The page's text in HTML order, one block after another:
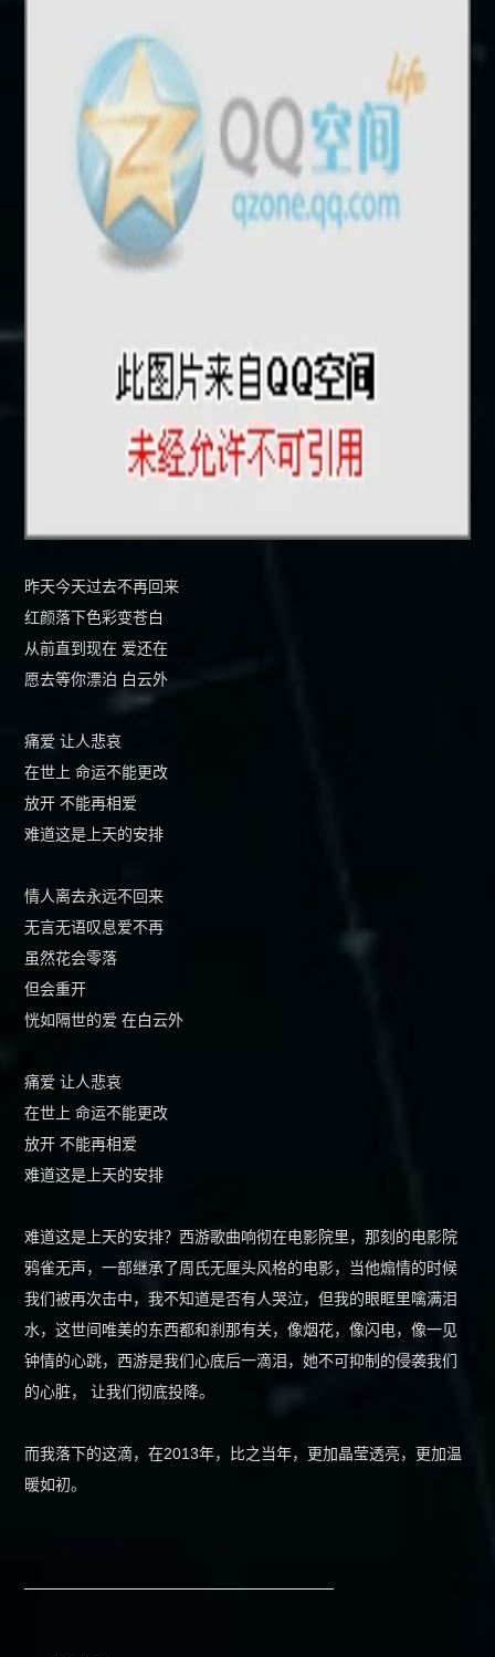
昨天今天过去不再回来
红颜落下色彩变苍白
从前直到现在 爱还在
愿去等你漂泊 白云外
痛爱 让人悲哀
在世上 命运不能更改
放开 不能再相爱
难道这是上天的安排
情人离去永远不回来
无言无语叹息爱不再
虽然花会零落
但会重开
恍如隔世的爱 在白云外
痛爱 让人悲哀
在世上 命运不能更改
放开 不能再相爱
难道这是上天的安排
难道这是上天的安排？西游歌曲响彻在电影院里，那刻的电影院
鸦雀无声，一部继承了周氏无厘头风格的电影，当他煽情的时候
我们被再次击中，我不知道是否有人哭泣，但我的眼眶里噙满泪
水，这世间唯美的东西都和刹那有关，像烟花，像闪电，像一见
钟情的心跳，西游是我们心底后一滴泪，她不可抑制的侵袭我们
的心脏， 让我们彻底投降。
而我落下的这滴，在2013年，比之当年，更加晶莹透亮，更加温
暖如初。